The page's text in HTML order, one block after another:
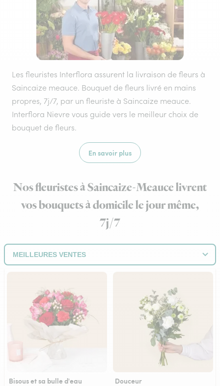
Les fleuristes Interflora assurent la livraison de fleurs à
Saincaize meauce. Bouquet de fleurs livré en mains
propres, 7j/7, par un fleuriste à Saincaize meauce.
Interflora Nievre vous guide vers le meilleur choix de
bouquet de fleurs.
En savoir plus
Nos fleuristes à Saincaize-Meauce livrent
vos bouquets à domicile le jour même,
7j/7
Bisous et sa bulle d'eau Douceur